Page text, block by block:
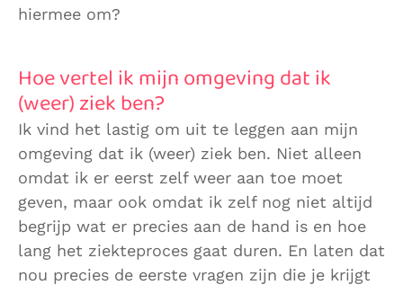
hiermee om?
Hoe vertel ik mijn omgeving dat ik
(weer) ziek ben?
Ik vind het lastig om uit te leggen aan mijn
omgeving dat ik (weer) ziek ben. Niet alleen
omdat ik er eerst zelf weer aan toe moet
geven, maar ook omdat ik zelf nog niet altijd
begrijp wat er precies aan de hand is en hoe
lang het ziekteproces gaat duren. En laten dat
nou precies de eerste vragen zijn die je krijgt